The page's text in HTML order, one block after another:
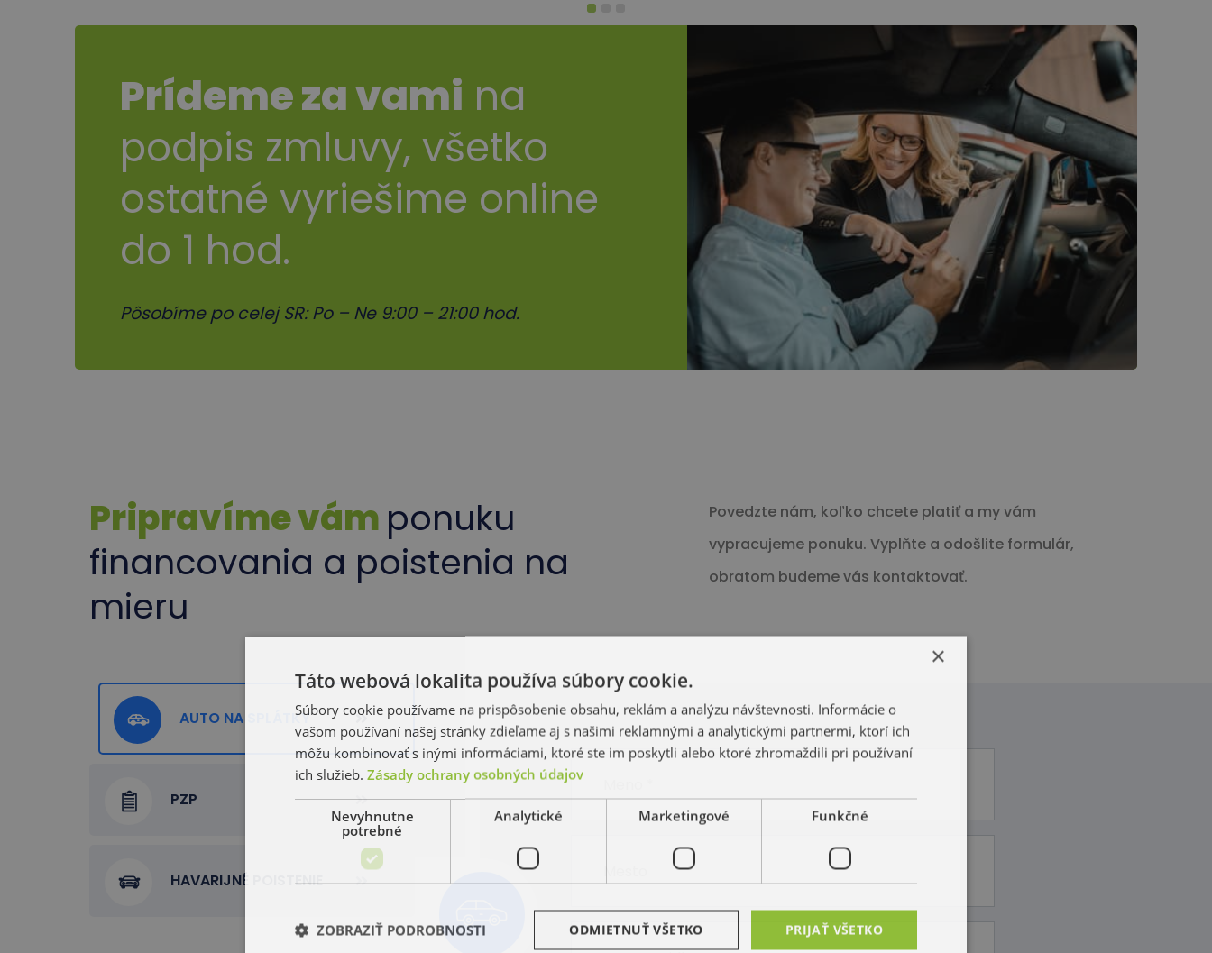
Prídeme za vami na
podpis zmluvy, všetko
ostatné vyriešime online
do 1 hod.
Pôsobíme po celej SR: Po – Ne 9:00 – 21:00 hod.
Pripravíme vám ponuku
financovania a poistenia na
mieru
Povedzte nám, koľko chcete platiť a my vám
vypracujeme ponuku. Vyplňte a odošlite formulár,
obratom budeme vás kontaktovať.
AUTO NA SPLÁTKY
PZP
HAVARIJNÉ POISTENIE
×
Táto webová lokalita používa súbory cookie.
Súbory cookie používame na prispôsobenie obsahu, reklám a analýzu návštevnosti. Informácie o
vašom používaní našej stránky zdieľame aj s našimi reklamnými a analytickými partnermi, ktorí ich
môžu kombinovať s inými informáciami, ktoré ste im poskytli alebo ktoré zhromaždili pri používaní
ich služieb. Zásady ochrany osobných údajov
Nevyhnutne
potrebné
Analytické Marketingové Funkčné
PRIJAŤ VŠETKO
ODMIETNUŤ VŠETKO
ZOBRAZIŤ PODROBNOSTI